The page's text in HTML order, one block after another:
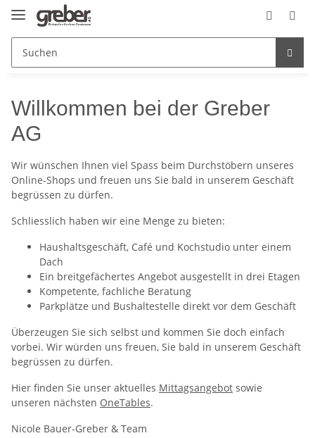
Willkommen bei der Greber
AG
Wir wünschen Ihnen viel Spass beim Durchstöbern unseres
Online-Shops und freuen uns Sie bald in unserem Geschäft
begrüssen zu dürfen.
Schliesslich haben wir eine Menge zu bieten:
Haushaltsgeschäft, Café und Kochstudio unter einem
Dach
Ein breitgefächertes Angebot ausgestellt in drei Etagen
Kompetente, fachliche Beratung
Parkplätze und Bushaltestelle direkt vor dem Geschäft
Überzeugen Sie sich selbst und kommen Sie doch einfach
vorbei. Wir würden uns freuen, Sie bald in unserem Geschäft
begrüssen zu dürfen.
Hier finden Sie unser aktuelles Mittagsangebot sowie
unseren nächsten OneTables.
Nicole Bauer-Greber & Team